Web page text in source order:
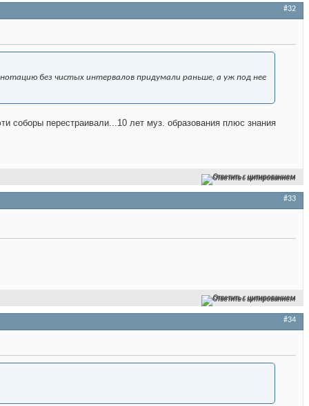
#32
без чистых интервалов придумали раньше, а уж под нее
соборы перестраивали...10 лет муз. образования плюс знания
Ответить с цитированием
#33
Ответить с цитированием
#34